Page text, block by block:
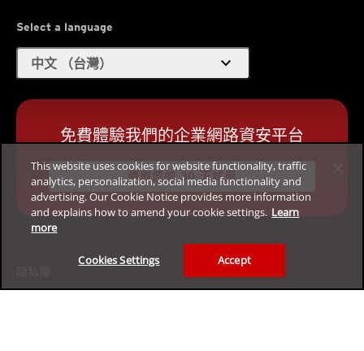
Select a language
中文 （台灣） expand_more
免費體驗我們的企業網路資安平台
領取您的 30 天試用
This website uses cookies for website functionality, traffic
analytics, personalization, social media functionality and
advertising. Our Cookie Notice provides more information
and explains how to amend your cookie settings. Learn
more
Cookies Settings Accept